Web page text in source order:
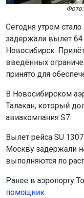
Сегодня утром
задержали вылет 64
Новосибирск.
введённых
принято для
В Новосибирском
Талакан, который
авиакомпания S7.
Вылет рейса SU
Москву задержали
выполняются по
Ранее в аэропорту
помощник.